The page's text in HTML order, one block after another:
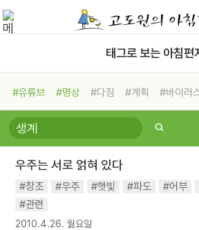
태그로 보는 아침편
#유튜브 #명상 #다짐 #계획 #바이러
#비전캠프
#독서캠프 #삶
#희망
#나눔 #친구 #링컨학교
#독서
#건강 #면역력
우주는 서로 얽혀 있다
#창조 #우주 #햇빛 #파도 #어부
#관련
2010.4.26. 월요일